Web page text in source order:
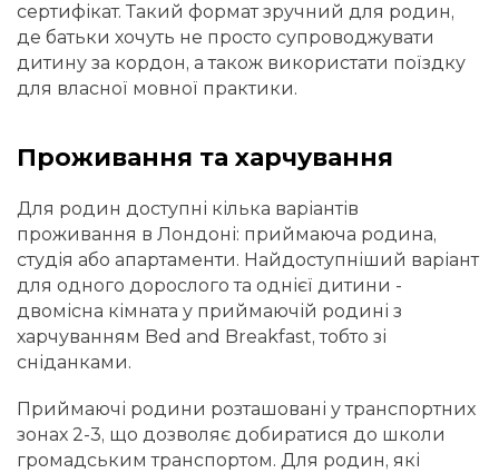
сертифікат. Такий формат зручний для родин,
де батьки хочуть не просто супроводжувати
дитину за кордон, а також використати поїздку
для власної мовної практики.
Проживання та харчування
Для родин доступні кілька варіантів
проживання в Лондоні: приймаюча родина,
студія або апартаменти. Найдоступніший варіант
для одного дорослого та однієї дитини -
двомісна кімната у приймаючій родині з
харчуванням Bed and Breakfast, тобто зі
сніданками.
Приймаючі родини розташовані у транспортних
зонах 2-3, що дозволяє добиратися до школи
громадським транспортом. Для родин, які